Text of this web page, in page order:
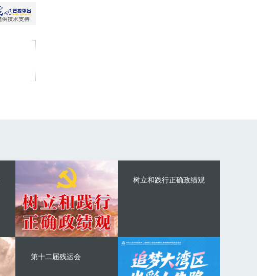
树立和践行正确政绩观
第十二届残运会